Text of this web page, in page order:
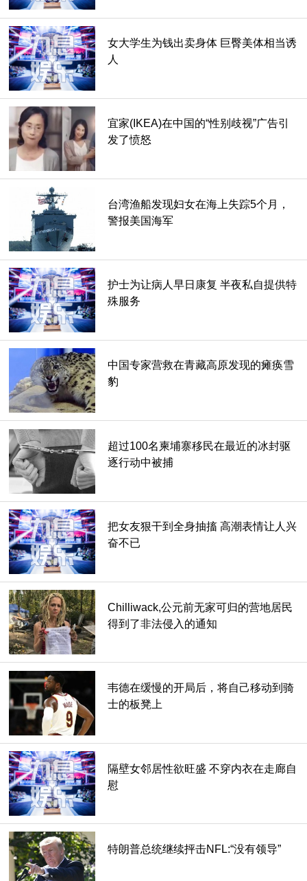
女大学生为钱出卖身体 巨臀美体相当诱
人
宜家(IKEA)在中国的“性别歧视”广告引
发了愤怒
台湾渔船发现妇女在海上失踪5个月，
警报美国海军
护士为让病人早日康复 半夜私自提供特
殊服务
中国专家营救在青藏高原发现的瘫痪雪
豹
超过100名柬埔寨移民在最近的冰封驱
逐行动中被捕
把女友狠干到全身抽搐 高潮表情让人兴
奋不已
Chilliwack,公元前无家可归的营地居民
得到了非法侵入的通知
韦德在缓慢的开局后，将自己移动到骑
士的板凳上
隔壁女邻居性欲旺盛 不穿内衣在走廊自
慰
特朗普总统继续抨击NFL:“没有领导”